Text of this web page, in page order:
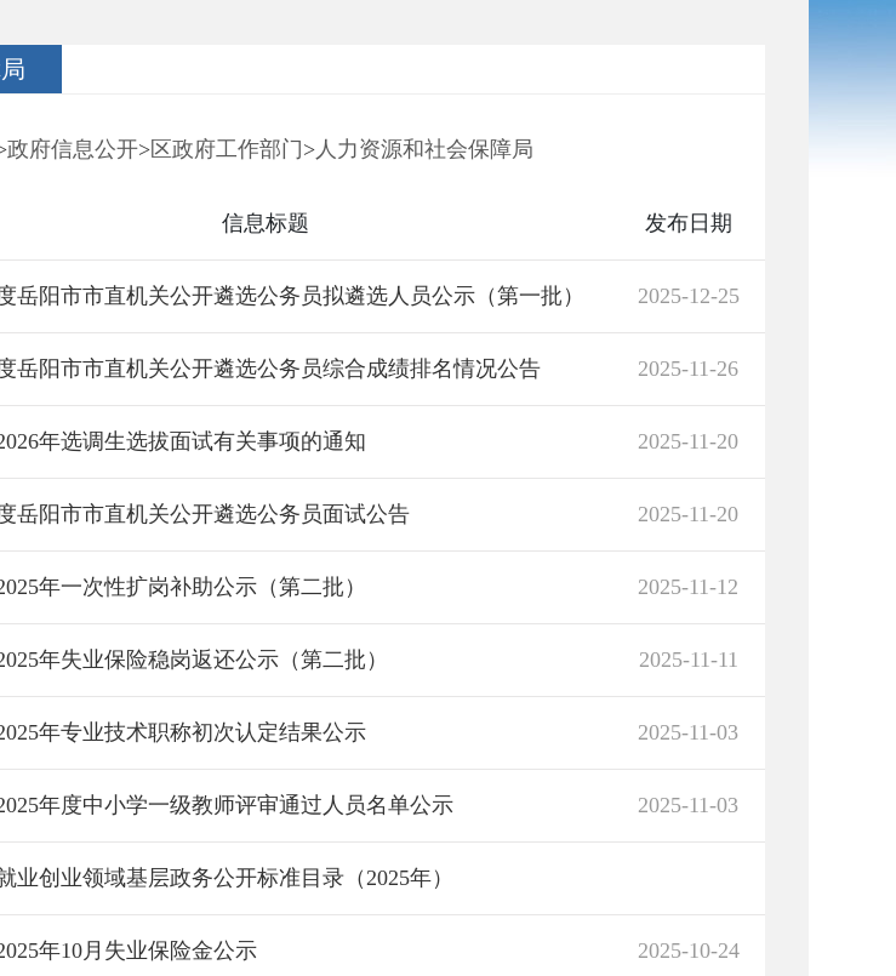
政府信息公开>区政府工作部门> 人力资源和社会保障局
信息标题 发布日期
岳阳市市直机关公开遴选公务员拟遴选人员公示（第一批） 2025-12-25
岳阳市市直机关公开遴选公务员综合成绩排名情况公告 2025-11-26
年选调生选拔面试有关事项的通知 2025-11-20
岳阳市市直机关公开遴选公务员面试公告 2025-11-20
年一次性扩岗补助公示（第二批） 2025-11-12
年失业保险稳岗返还公示（第二批） 2025-11-11
年专业技术职称初次认定结果公示 2025-11-03
年度中小学一级教师评审通过人员名单公示 2025-11-03
业创业领域基层政务公开标准目录（2025年）
年10月失业保险金公示 2025-10-24